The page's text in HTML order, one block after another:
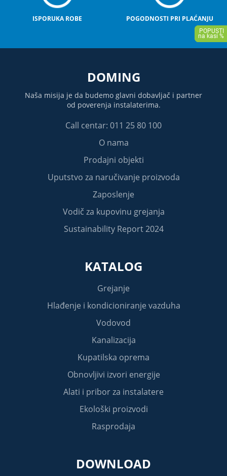
ISPORUKA ROBE POGODNOSTI PRI PLAĆANJU
DOMING
Naša misija je da budemo glavni dobavljač i partner
od poverenja instalaterima.
Call centar: 011 25 80 100
O nama
Prodajni objekti
Uputstvo za naručivanje proizvoda
Zaposlenje
Vodič za kupovinu grejanja
Sustainability Report 2024
KATALOG
Grejanje
Hlađenje i kondicioniranje vazduha
Vodovod
Kanalizacija
Kupatilska oprema
Obnovljivi izvori energije
Alati i pribor za instalatere
Ekološki proizvodi
Rasprodaja
DOWNLOAD